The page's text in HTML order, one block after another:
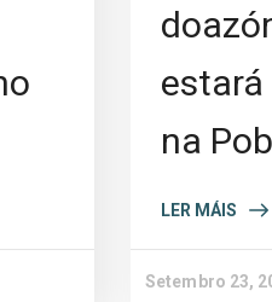
na
LER MÁIS
Setembro 23,